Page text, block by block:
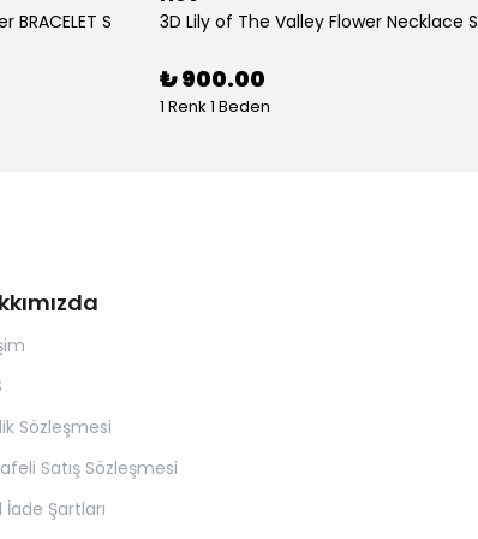
S 3D Lily of The Valley Flower Necklace S
₺ 900.00
1 Renk 1 Beden
Sözleşmesi
Satış Sözleşmesi
İade Şartları